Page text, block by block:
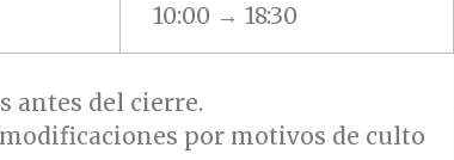
10:00 → 18:30
antes del cierre.
por motivos de culto